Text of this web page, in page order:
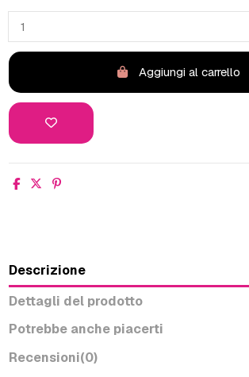
Aggiungi al carrello
Descrizione
Dettagli del prodotto
Potrebbe anche piacerti
Recensioni(0)